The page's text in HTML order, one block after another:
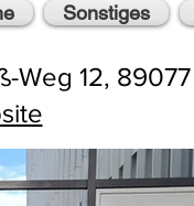
Sonstiges
Weg 12, 89077